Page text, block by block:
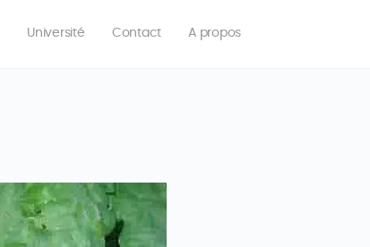
Université Contact A propos